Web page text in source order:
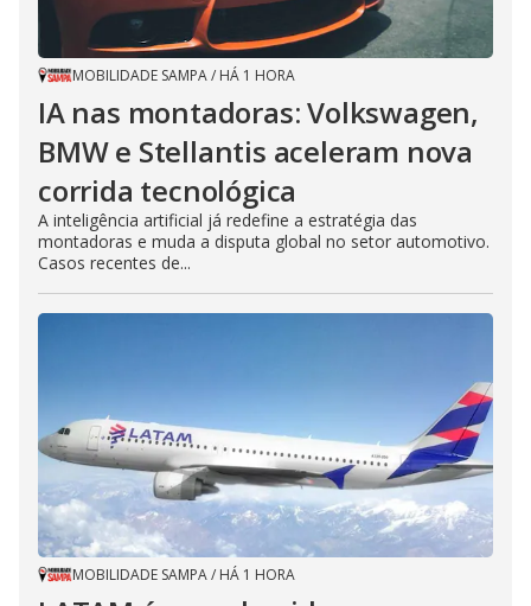
MOBILIDADE SAMPA/ HÁ 1 HORA
IA nas montadoras: Volkswagen,
BMW e Stellantis aceleram nova
corrida tecnológica
A inteligência artificial já redefine a estratégia das
montadoras e muda a disputa global no setor automotivo.
Casos recentes de...
MOBILIDADE SAMPA/ HÁ 1 HORA